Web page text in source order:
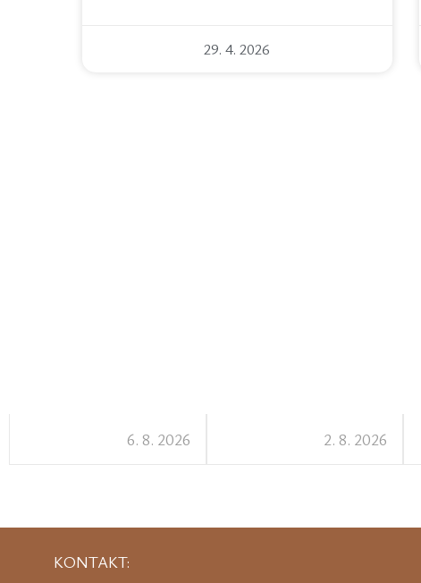
29. 4. 2026
6. 8. 2026 2. 8. 2026
KONTAKT: